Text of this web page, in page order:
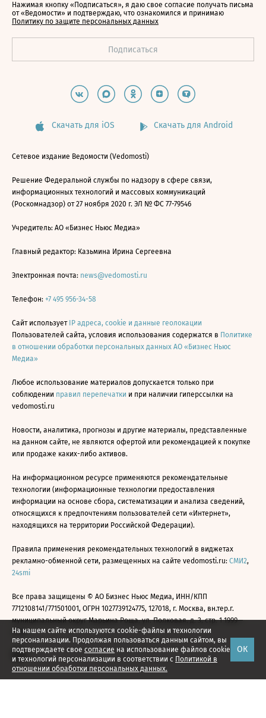
На нашем сайте используются cookie-файлы и технологии
персонализации. Продолжая пользоваться данным сайтом, вы
подтверждаете свое согласие на использование файлов cookie
и технологий персонализации в соответствии с Политикой в
отношении обработки персональных данных.
ОК
Нажимая кнопку «Подписаться», я даю свое согласие получать письма
от «Ведомости» и подтверждаю, что ознакомился и принимаю
Политику по защите персональных данных
Скачать для iOS Скачать для Android
Сетевое издание Ведомости (Vedomosti)
Решение Федеральной службы по надзору в сфере связи,
информационных технологий и массовых коммуникаций
(Роскомнадзор) от 27 ноября 2020 г. ЭЛ № ФС 77-79546
Учредитель: АО «Бизнес Ньюс Медиа»
Главный редактор: Казьмина Ирина Сергеевна
Электронная почта: news@vedomosti.ru
Телефон: +7 495 956-34-58
Сайт использует IP адреса, cookie и данные геолокации
Пользователей сайта, условия использования содержатся в Политике
в отношении обработки персональных данных АО «Бизнес Ньюс
Медиа»
Любое использование материалов допускается только при
соблюдении правил перепечатки и при наличии гиперссылки на
vedomosti.ru
Новости, аналитика, прогнозы и другие материалы, представленные
на данном сайте, не являются офертой или рекомендацией к покупке
или продаже каких-либо активов.
На информационном ресурсе применяются рекомендательные
технологии (информационные технологии предоставления
информации на основе сбора, систематизации и анализа сведений,
относящихся к предпочтениям пользователей сети «Интернет»,
находящихся на территории Российской Федерации).
Правила применения рекомендательных технологий в виджетах
рекламно-обменной сети, размещенных на сайте vedomosti.ru: СМИ2,
24smi
Все права защищены © АО Бизнес Ньюс Медиа, ИНН/КПП
7712108141/771501001, ОГРН 1027739124775, 127018, г. Москва, вн.тер.г.
муниципальный округ Марьина Роща, ул. Полковая, д. 3, стр. 1 1999—
2026